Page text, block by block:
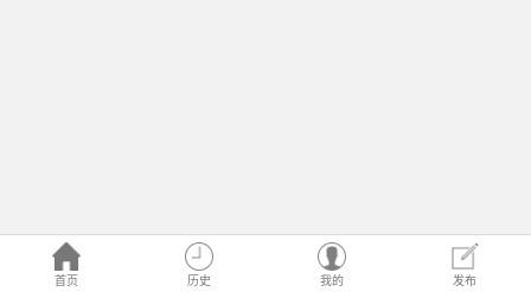
首页 历史 我的 发布